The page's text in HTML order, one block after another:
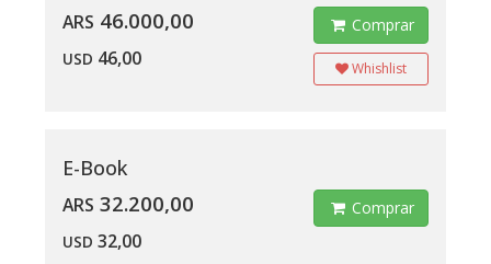
ARS 46.000,00
USD 46,00
Comprar
Whishlist
E-Book
ARS 32.200,00
USD 32,00
Comprar